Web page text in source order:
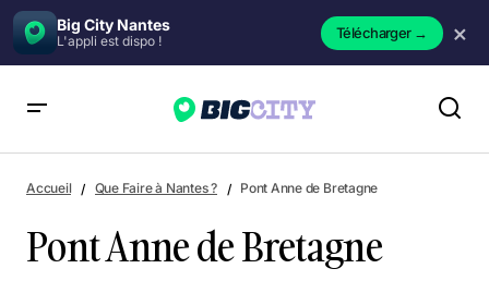
Big City Nantes
L'appli est dispo ! Télécharger→ ×
Accueil Que Faire à Nantes ? Pont Anne de Bretagne
Pont Anne de Bretagne